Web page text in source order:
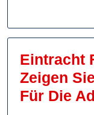
Eintracht
Zeigen
Für Die